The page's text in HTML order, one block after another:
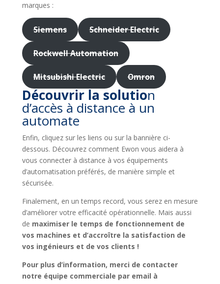
marques :
Siemens Schneider Electric
Rockwell Automation
Mitsubishi Electric Omron
Découvrir la solution
d’accès à distance à un
automate
Enfin, cliquez sur les liens ou sur la bannière ci-
dessous. Découvrez comment Ewon vous aidera à
vous connecter à distance à vos équipements
d’automatisation préférés, de manière simple et
sécurisée.
Finalement, en un temps record, vous serez en mesure
d’améliorer votre efficacité opérationnelle. Mais aussi
de maximiser le temps de fonctionnement de
vos machines et d’accroître la satisfaction de
vos ingénieurs et de vos clients !
Pour plus d’information, merci de contacter
notre équipe commerciale par email à